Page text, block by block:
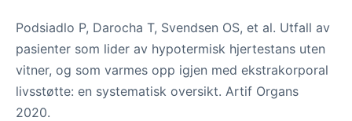
Podsiadlo P, Darocha T, Svendsen OS, et al. Utfall av
pasienter som lider av hypotermisk hjertestans uten
vitner, og som varmes opp igjen med ekstrakorporal
livsstøtte: en systematisk oversikt. Artif Organs
2020.